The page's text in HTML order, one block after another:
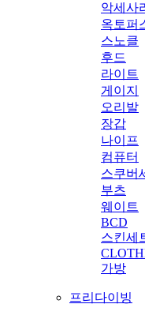
악세사
옥토퍼
스노클
후드
라이트
게이지
오리발
장갑
나이프
컴퓨터
스쿠버
부츠
웨이트
BCD
스킨세
가방
프리다이빙